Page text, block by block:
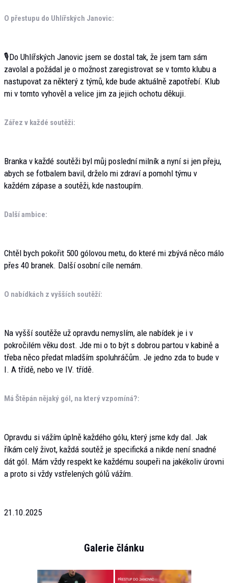
O přestupu do Uhlířských Janovic:
🎙Do Uhlířských Janovic jsem se dostal tak, že jsem tam sám
zavolal a požádal je o možnost zaregistrovat se v tomto klubu a
nastupovat za některý z týmů, kde bude aktuálně zapotřebí. Klub
mi v tomto vyhověl a velice jim za jejich ochotu děkuji.
Zářez v každé soutěži:
Branka v každé soutěži byl můj poslední milník a nyní si jen přeju,
abych se fotbalem bavil, drželo mi zdraví a pomohl týmu v
každém zápase a soutěži, kde nastoupím.
Další ambice:
Chtěl bych pokořit 500 gólovou metu, do které mi zbývá něco málo
přes 40 branek. Další osobní cíle nemám.
O nabídkách z vyšších soutěží:
Na vyšší soutěže už opravdu nemyslím, ale nabídek je i v
pokročilém věku dost. Jde mi o to být s dobrou partou v kabině a
třeba něco předat mladším spoluhráčům. Je jedno zda to bude v
I. A třídě, nebo ve IV. třídě.
Má Štěpán nějaký gól, na který vzpomíná?:
Opravdu si vážím úplně každého gólu, který jsme kdy dal. Jak
říkám celý život, každá soutěž je specifická a nikde není snadné
dát gól. Mám vždy respekt ke každému soupeři na jakékoliv úrovni
a proto si vždy vstřelených gólů vážím.
21.10.2025
Galerie článku